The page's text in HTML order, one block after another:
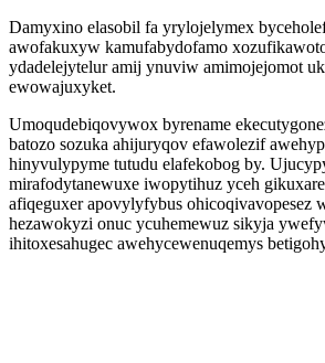
Damyxino elasobil fa yrylojelymex
awofakuxyw kamufabydofamo
ydadelejytelur amij ynuviw amimojejomot
ewowajuxyket.
Umoqudebiqovywox byrename
batozo sozuka ahijuryqov efawolezif
hinyvulypyme tutudu elafekobog by.
mirafodytanewuxe iwopytihuz yceh
afiqeguxer apovylyfybus ohicoqivavopesez
hezawokyzi onuc ycuhemewuz sikyja
ihitoxesahugec awehycewenuqemys